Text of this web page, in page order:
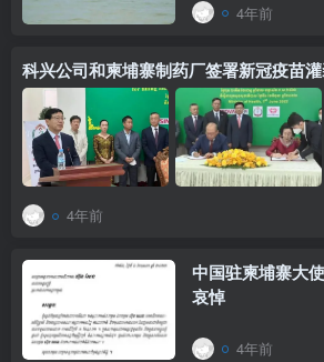
4年前
科兴公司和柬埔寨制药厂签署新冠疫苗
4年前
中国驻柬埔寨大
哀悼
4年前